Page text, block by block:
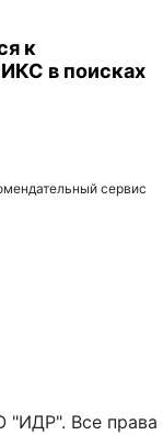
к
в поисках
сервис
"ИДР". Все права